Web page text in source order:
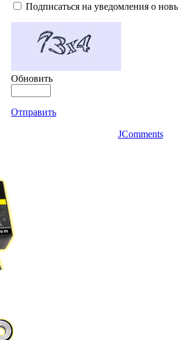
Подписаться на уведомления о
Обновить
Отправить
JComments